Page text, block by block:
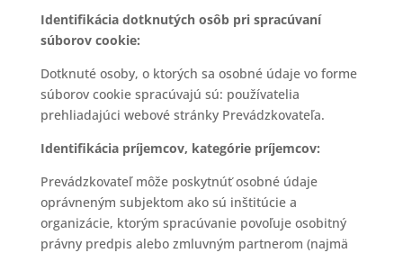
Identifikácia dotknutých osôb pri spracúvaní
súborov cookie:
Dotknuté osoby, o ktorých sa osobné údaje vo forme
súborov cookie spracúvajú sú: používatelia
prehliadajúci webové stránky Prevádzkovateľa.
Identifikácia príjemcov, kategórie príjemcov:
Prevádzkovateľ môže poskytnúť osobné údaje
oprávneným subjektom ako sú inštitúcie a
organizácie, ktorým spracúvanie povoľuje osobitný
právny predpis alebo zmluvným partnerom (najmä